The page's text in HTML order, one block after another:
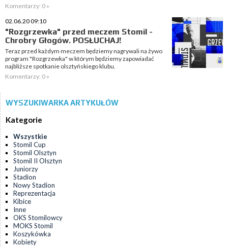
Komentarzy: 0 »
02.06.20 09:10
"Rozgrzewka" przed meczem Stomil -
Chrobry Głogów. POSŁUCHAJ!
Teraz przed każdym meczem będziemy nagrywali na żywo
program "Rozgrzewka" w którym będziemy zapowiadać
najbliższe spotkanie olsztyńskiego klubu.
Komentarzy: 0 »
WYSZUKIWARKA ARTYKUŁÓW
Kategorie
Wszystkie
Stomil Cup
Stomil Olsztyn
Stomil II Olsztyn
Juniorzy
Stadion
Nowy Stadion
Reprezentacja
Kibice
Inne
OKS Stomilowcy
MOKS Stomil
Koszykówka
Kobiety